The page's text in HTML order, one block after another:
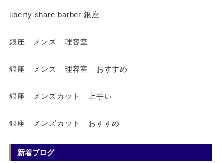
liberty share barber 銀座
銀座 メンズ 理容室
銀座 メンズ 理容室 おすすめ
銀座 メンズカット 上手い
銀座 メンズカット おすすめ
新着ブログ